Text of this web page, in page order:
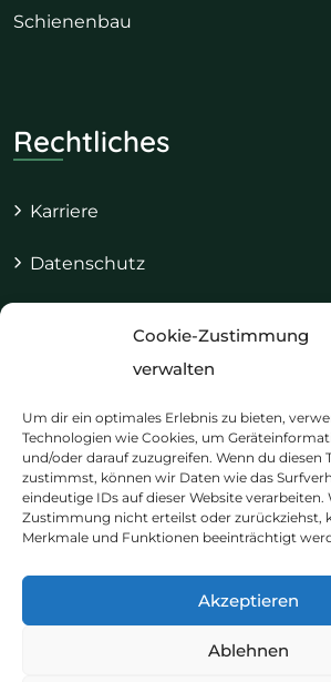
Cookie-Zustimmung
verwalten
Um dir ein optimales Erlebnis zu bieten,
Technologien wie Cookies, um
und/oder darauf zuzugreifen. Wenn du diesen
zustimmst, können wir Daten wie das
eindeutige IDs auf dieser Website verarbeiten.
Zustimmung nicht erteilst oder zurückziehst,
Merkmale und Funktionen beeinträchtigt
Akzeptieren
Ablehnen
Schienenbau
Rechtliches
Karriere
Datenschutz
Cookie-Richtlinie (EU)
Kontakt & Termine
+49 241 921 30 310
info@therapiezeit-aachen.de
Soerser Weg 25B 52070 Aachen